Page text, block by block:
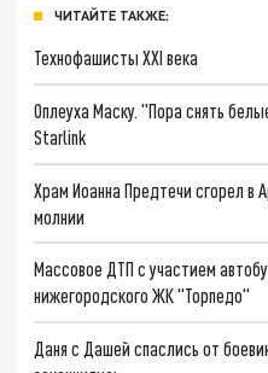
ЧИТАЙТЕ ТАКЖЕ:
Технофашисты XXI века
Оплеуха Маску. "Пора снять
Starlink
Храм Иоанна Предтечи сгорел в
молнии
Массовое ДТП с участием
нижегородского ЖК "Торпедо"
Даня с Дашей спаслись от